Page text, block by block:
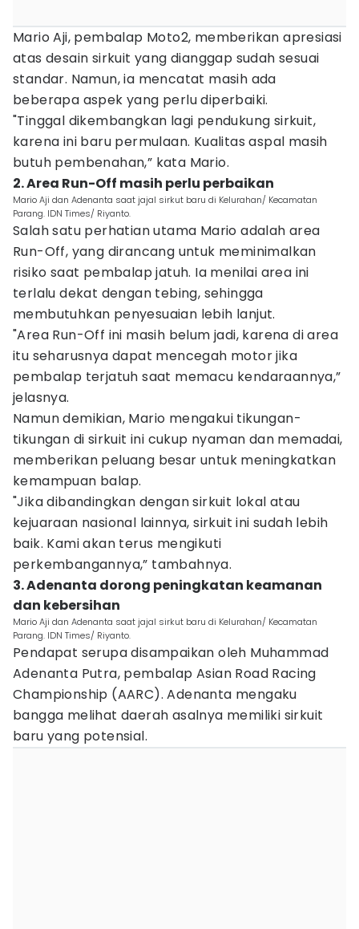
Mario Aji, pembalap Moto2, memberikan apresiasi
atas desain sirkuit yang dianggap sudah sesuai
standar. Namun, ia mencatat masih ada
beberapa aspek yang perlu diperbaiki.
"Tinggal dikembangkan lagi pendukung sirkuit,
karena ini baru permulaan. Kualitas aspal masih
butuh pembenahan,” kata Mario.
2. Area Run-Off masih perlu perbaikan
Mario Aji dan Adenanta saat jajal sirkut baru di Kelurahan/ Kecamatan
Parang. IDN Times/ Riyanto.
Salah satu perhatian utama Mario adalah area
Run-Off, yang dirancang untuk meminimalkan
risiko saat pembalap jatuh. Ia menilai area ini
terlalu dekat dengan tebing, sehingga
membutuhkan penyesuaian lebih lanjut.
"Area Run-Off ini masih belum jadi, karena di area
itu seharusnya dapat mencegah motor jika
pembalap terjatuh saat memacu kendaraannya,”
jelasnya.
Namun demikian, Mario mengakui tikungan-
tikungan di sirkuit ini cukup nyaman dan memadai,
memberikan peluang besar untuk meningkatkan
kemampuan balap.
"Jika dibandingkan dengan sirkuit lokal atau
kejuaraan nasional lainnya, sirkuit ini sudah lebih
baik. Kami akan terus mengikuti
perkembangannya,” tambahnya.
3. Adenanta dorong peningkatan keamanan
dan kebersihan
Mario Aji dan Adenanta saat jajal sirkut baru di Kelurahan/ Kecamatan
Parang. IDN Times/ Riyanto.
Pendapat serupa disampaikan oleh Muhammad
Adenanta Putra, pembalap Asian Road Racing
Championship (AARC). Adenanta mengaku
bangga melihat daerah asalnya memiliki sirkuit
baru yang potensial.